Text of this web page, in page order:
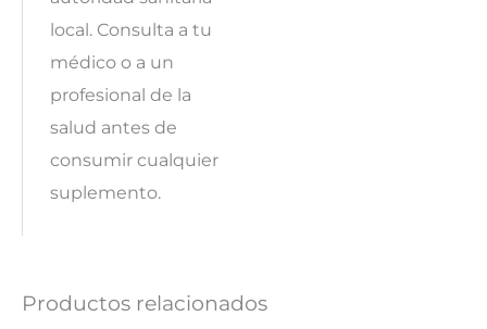
local. Consulta a tu
médico o a un
profesional de la
salud antes de
consumir cualquier
suplemento.
Productos relacionados